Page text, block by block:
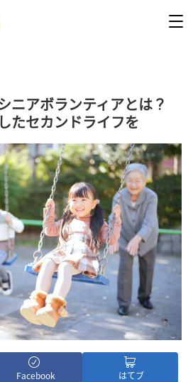
ニアボランティアとは？
たセカンドライフを
Facebook はてブ